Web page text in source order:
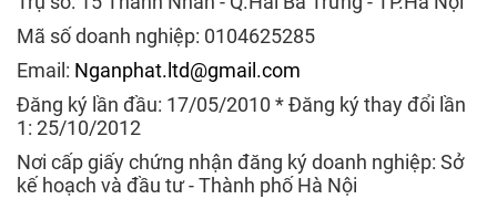
Mã số doanh nghiệp: 0104625285
Email: Nganphat.ltd@gmail.com
Đăng ký lần đầu: 17/05/2010 * Đăng ký thay đổi lần
1: 25/10/2012
Nơi cấp giấy chứng nhận đăng ký doanh nghiệp: Sở
kế hoạch và đầu tư - Thành phố Hà Nội